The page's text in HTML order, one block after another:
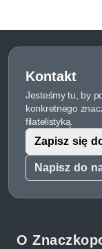
Kontakt
Jesteśmy tu, by
konkretnego
filatelistyką.
Napisz do
Zapisz się
O